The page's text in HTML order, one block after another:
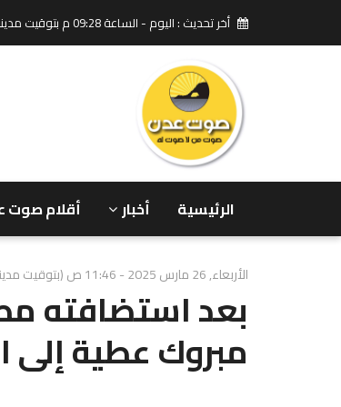
أخر تحديث : اليوم - الساعة 09:28 م بتوقيت مدينة عدن
الرئيسية أخبار أقلام صوت
الأربعاء, 26 مارس 2025 - 11:46 ص (بتوقيت مدينة عدن)
بعد استضافته
مبروك عطية إلى